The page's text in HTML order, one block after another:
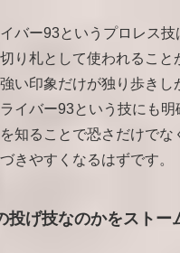
バー93というプロレス技
り札として使われること
い印象だけが独り歩きし
イバー93という技にも明
知ることで恐さだけでな
きやすくなるはずです。
投げ技なのかをストー